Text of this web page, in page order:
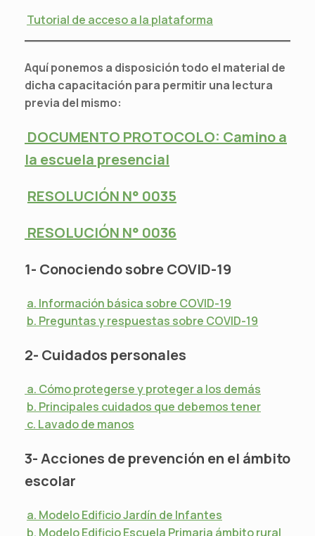
Tutorial de acceso a la plataforma
Aquí ponemos a disposición todo el material de
dicha capacitación para permitir una lectura
previa del mismo:
DOCUMENTO PROTOCOLO: Camino a
la escuela presencial
RESOLUCIÓN N° 0035
RESOLUCIÓN N° 0036
1- Conociendo sobre COVID-19
a. Información básica sobre COVID-19
b. Preguntas y respuestas sobre COVID-19
2- Cuidados personales
a. Cómo protegerse y proteger a los demás
b. Principales cuidados que debemos tener
c. Lavado de manos
3- Acciones de prevención en el ámbito
escolar
a. Modelo Edificio Jardín de Infantes
b. Modelo Edificio Escuela Primaria ámbito rural